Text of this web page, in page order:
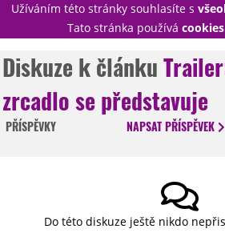
Užíváním této stránky souhlasíte s
Tato stránka používá cookies
NOVINKY
TÉMATA
Diskuze k článku
zrcadlo se představuje
PŘÍSPĚVKY NAPSATPŘÍSPĚVEK
Do této diskuze ještě nikdo